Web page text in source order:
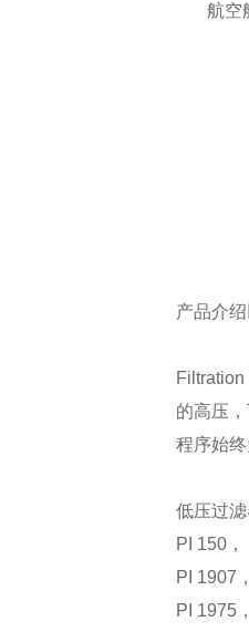
航空
产品介
的高压
程序始
低压过
PI 150
PI 1907
PI 1975